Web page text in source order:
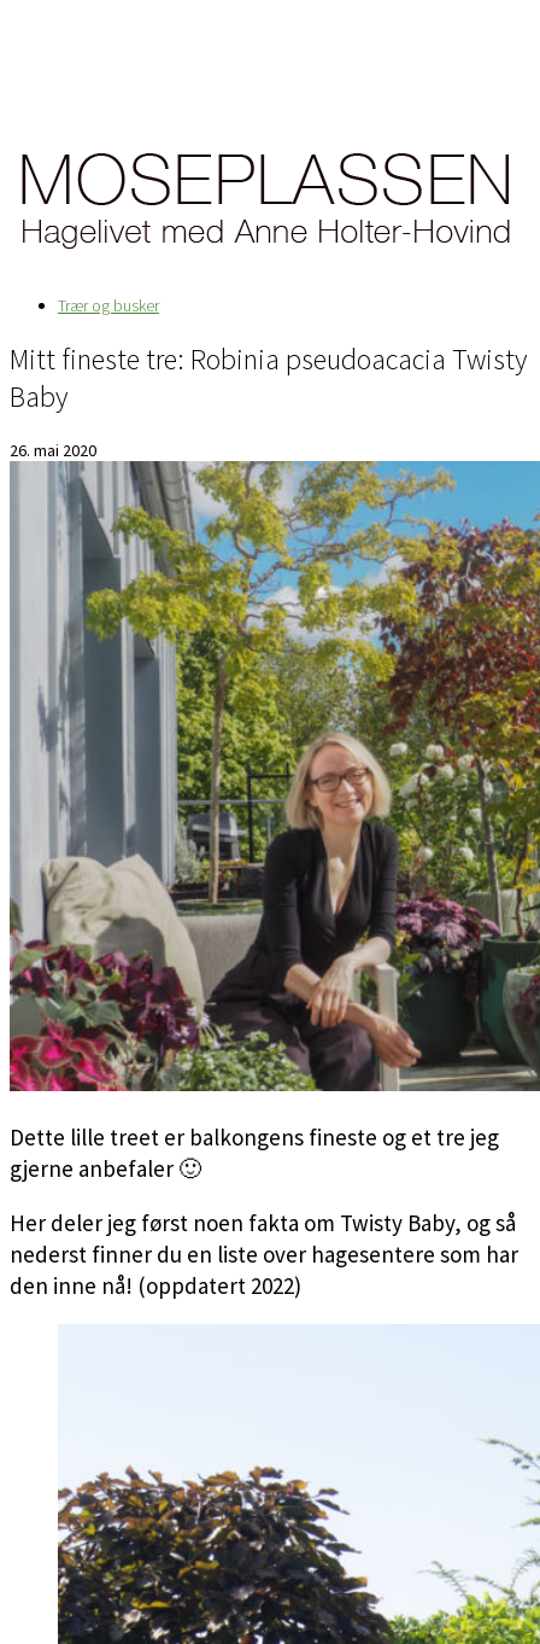
Trær og busker
Mitt fineste tre: Robinia pseudoacacia Twisty
Baby
26. mai 2020
Dette lille treet er balkongens fineste og et tre jeg
gjerne anbefaler 🙂
Her deler jeg først noen fakta om Twisty Baby, og så
nederst finner du en liste over hagesentere som har
den inne nå! (oppdatert 2022)